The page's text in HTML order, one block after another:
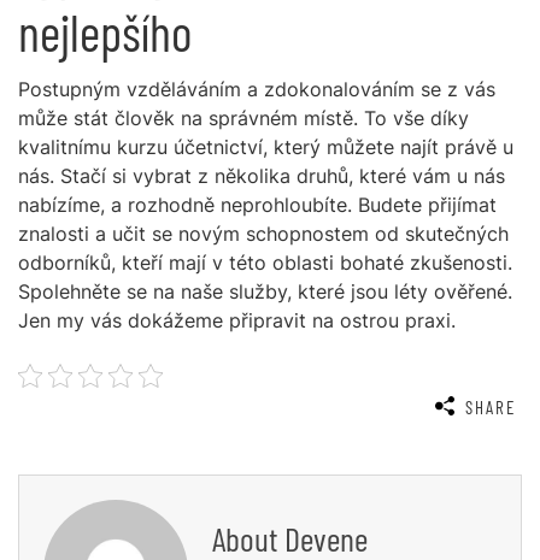
nejlepšího
Postupným vzděláváním a zdokonalováním se z vás
může stát člověk na správném místě. To vše díky
kvalitnímu kurzu účetnictví, který můžete najít právě u
nás. Stačí si vybrat z několika druhů, které vám u nás
nabízíme, a rozhodně neprohloubíte. Budete přijímat
znalosti a učit se novým schopnostem od skutečných
odborníků, kteří mají v této oblasti bohaté zkušenosti.
Spolehněte se na naše služby, které jsou léty ověřené.
Jen my vás dokážeme připravit na ostrou praxi.
SHARE
About Devene